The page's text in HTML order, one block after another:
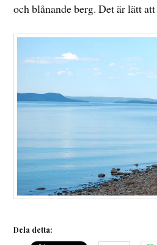
och blånande berg. Det är lätt
Dela detta: